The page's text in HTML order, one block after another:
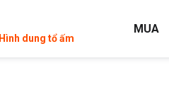
Hình dung tổ ấm
MUA